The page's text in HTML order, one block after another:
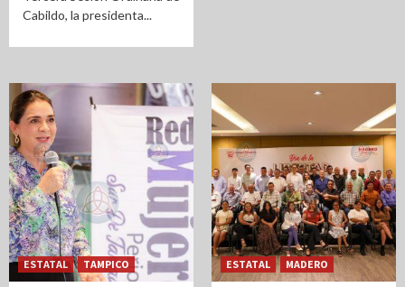
Cabildo, la presidenta...
ESTATAL TAMPICO ESTATAL MADERO